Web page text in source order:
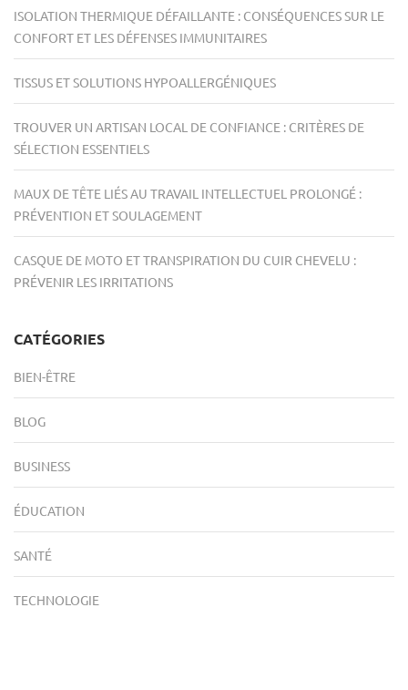
ISOLATION THERMIQUE DÉFAILLANTE : CONSÉQUENCES SUR LE
CONFORT ET LES DÉFENSES IMMUNITAIRES
TISSUS ET SOLUTIONS HYPOALLERGÉNIQUES
TROUVER UN ARTISAN LOCAL DE CONFIANCE : CRITÈRES DE
SÉLECTION ESSENTIELS
MAUX DE TÊTE LIÉS AU TRAVAIL INTELLECTUEL PROLONGÉ :
PRÉVENTION ET SOULAGEMENT
CASQUE DE MOTO ET TRANSPIRATION DU CUIR CHEVELU :
PRÉVENIR LES IRRITATIONS
CATÉGORIES
BIEN-ÊTRE
BLOG
BUSINESS
ÉDUCATION
SANTÉ
TECHNOLOGIE